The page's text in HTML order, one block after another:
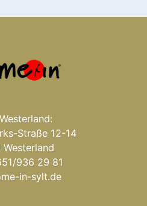
Straße 12-14
936 29 81
in-sylt.de